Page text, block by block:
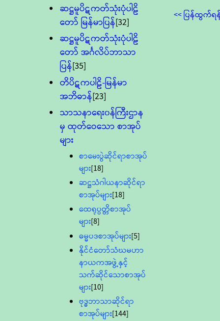
ဆဋ္ဌမူပိဋကတ်သုံးပုံပါဠိ
တော် မြန်မာပြန်[32]
ဆဋ္ဌမူပိဋကတ်သုံးပုံပါဠိ
တော် အင်္ဂလိပ်ဘာသာ
ပြန်[35]
တိပိဋကပါဠိ-မြန်မာ
အဘိဓာန်[23]
သာသနာရေး၀န်ကြီးဌာန
မှ ထုတ်ဝေသော စာအုပ်
များ
စာမေးပွဲဆိုင်ရာစာအုပ်
များ[18]
ဆဋ္ဌသံဂါယနာဆိုင်ရာ
စာအုပ်များ[18]
ထေရုပ္ပတ္တိစာအုပ်
များ[8]
ဓမ္မပဒစာအုပ်များ[5]
နိုင်ငံတော်သံဃမဟာ
နာယကအဖွဲ့နှင့်
သက်ဆိုင်သောစာအုပ်
များ[10]
ဗုဒ္ဓဘာသာဆိုင်ရာ
စာအုပ်များ[144]
<< ပြန်ထွက်ရ